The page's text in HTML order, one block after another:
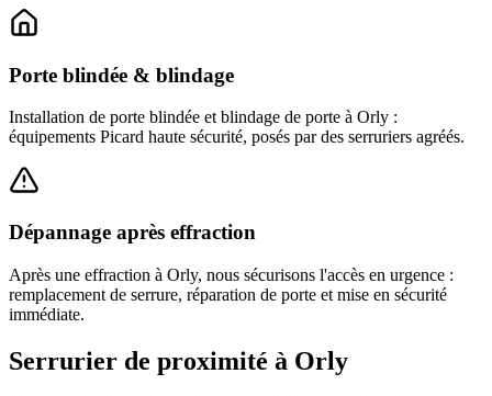
Porte blindée & blindage
Installation de porte blindée et blindage de porte à Orly :
équipements Picard haute sécurité, posés par des serruriers agréés.
Dépannage après effraction
Après une effraction à Orly, nous sécurisons l'accès en urgence :
remplacement de serrure, réparation de porte et mise en sécurité
immédiate.
Serrurier de proximité à Orly